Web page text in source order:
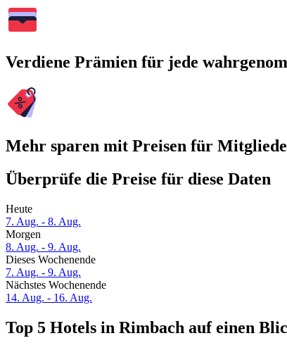
Verdiene Prämien für jede
Mehr sparen mit Preisen für
Überprüfe die Preise für diese Daten
Heute
7. Aug. - 8. Aug.
Morgen
8. Aug. - 9. Aug.
Dieses Wochenende
7. Aug. - 9. Aug.
Nächstes Wochenende
14. Aug. - 16. Aug.
Top 5 Hotels in Rimbach auf einen